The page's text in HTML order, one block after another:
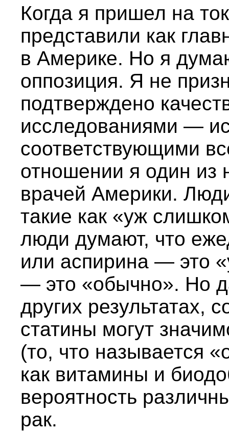
Когда я пришел на
представили как
в Америке. Но я
оппозиция. Я не
подтверждено
исследованиями —
соответствующими
отношении я один из
врачей Америки.
такие как «уж
люди думают, что
или аспирина — это
— это «обычно». Но
других результатах,
статины могут
(то, что называется
как витамины и
вероятность
рак.